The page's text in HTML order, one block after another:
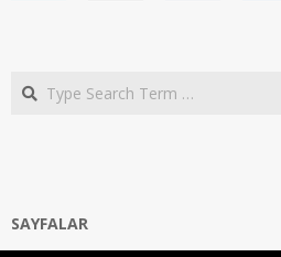
Search
SAYFALAR